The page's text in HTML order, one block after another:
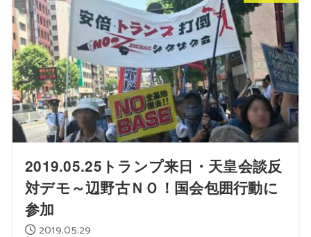
2019.05.25トランプ来日・天皇会談反
対デモ～辺野古ＮＯ！国会包囲行動に
参加
2019.05.29